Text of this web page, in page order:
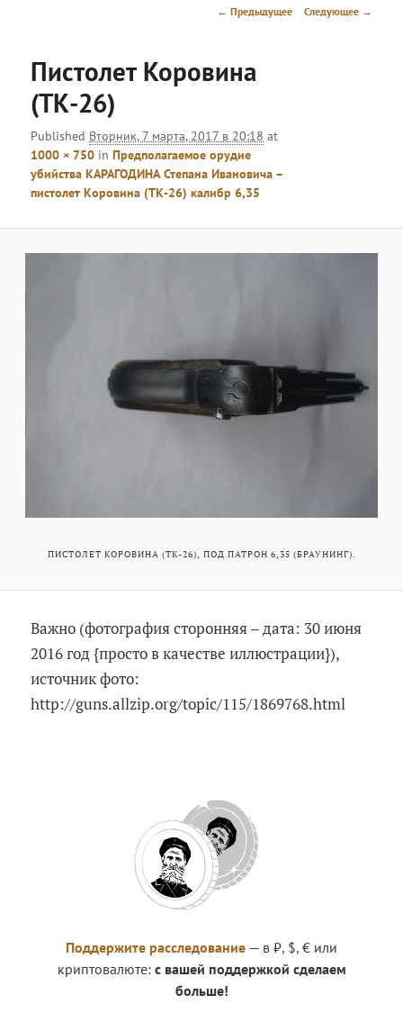
Навигация
← Предыдущее Следующее →
Пистолет Коровина
(ТК-26)
Published Вторник, 7 марта, 2017 в 20:18 at
1000 × 750 inПредполагаемое орудие
убийства КАРАГОДИНА Степана Ивановича –
пистолет Коровина (ТК-26) калибр 6,35
ПИСТОЛЕТ КОРОВИНА (ТК-26), ПОД ПАТРОН 6,35 (БРАУНИНГ).
Важно (фотография сторонняя – дата: 30 июня
2016 год {просто в качестве иллюстрации}),
источник фото:
http://guns.allzip.org/topic/115/1869768.html
Поддержите расследование — в ₽, $, € или
криптовалюте: с вашей поддержкой сделаем
больше!